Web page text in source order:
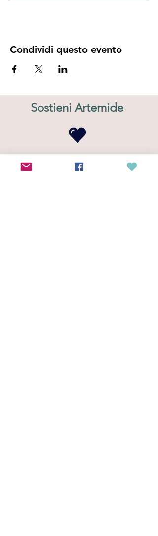
Condividi questo evento
Sostieni Artemide
DONA ORA